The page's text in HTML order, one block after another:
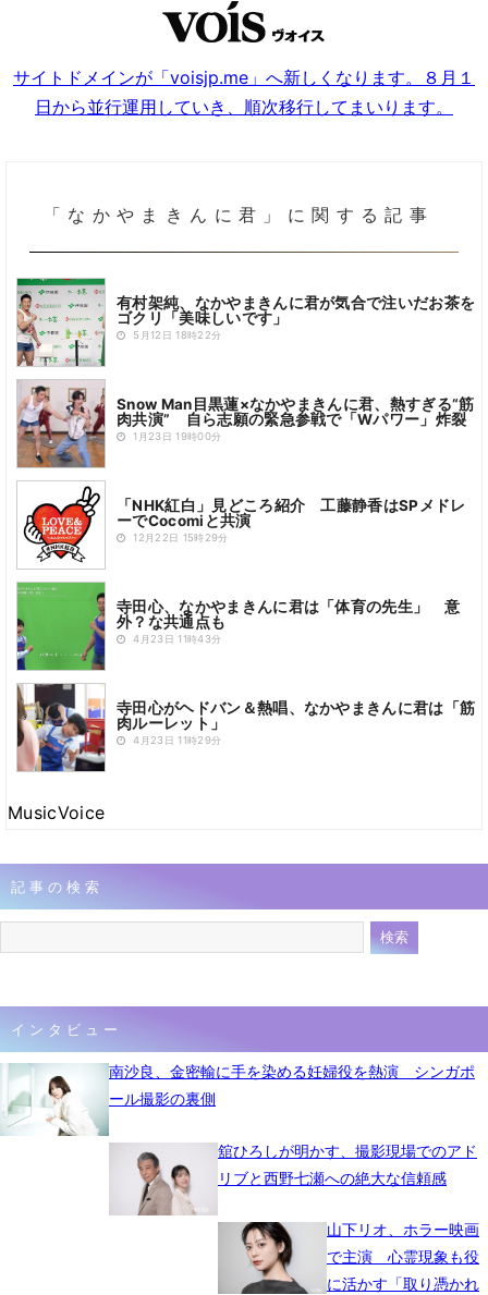
サイトドメインが「voisjp.me」へ新しくなります。８月１
日から並行運用していき、順次移行してまいります。
「なかやまきんに君」に関する記事
有村架純、なかやまきんに君が気合で注いだお茶を
ゴクリ「美味しいです」
5月12日 18時22分
Snow Man目黒蓮×なかやまきんに君、熱すぎる“筋
肉共演” 自ら志願の緊急参戦で「Wパワー」炸裂
1月23日 19時00分
「NHK紅白」見どころ紹介 工藤静香はSPメドレ
ーでCocomiと共演
12月22日 15時29分
寺田心、なかやまきんに君は「体育の先生」 意
外？な共通点も
4月23日 11時43分
寺田心がヘドバン＆熱唱、なかやまきんに君は「筋
肉ルーレット」
4月23日 11時29分
MusicVoice
記事の検索
インタビュー
南沙良、金密輸に手を染める妊婦役を熱演 シンガポ
ール撮影の裏側
舘ひろしが明かす、撮影現場でのアド
リブと西野七瀬への絶大な信頼感
山下リオ、ホラー映画
で主演 心霊現象も役
に活かす「取り憑かれ